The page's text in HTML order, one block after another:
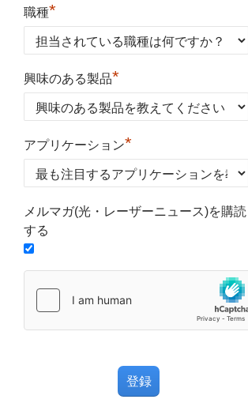
職種*
興味のある製品*
アプリケーション*
メルマガ(光・レーザーニュース)を購読
する